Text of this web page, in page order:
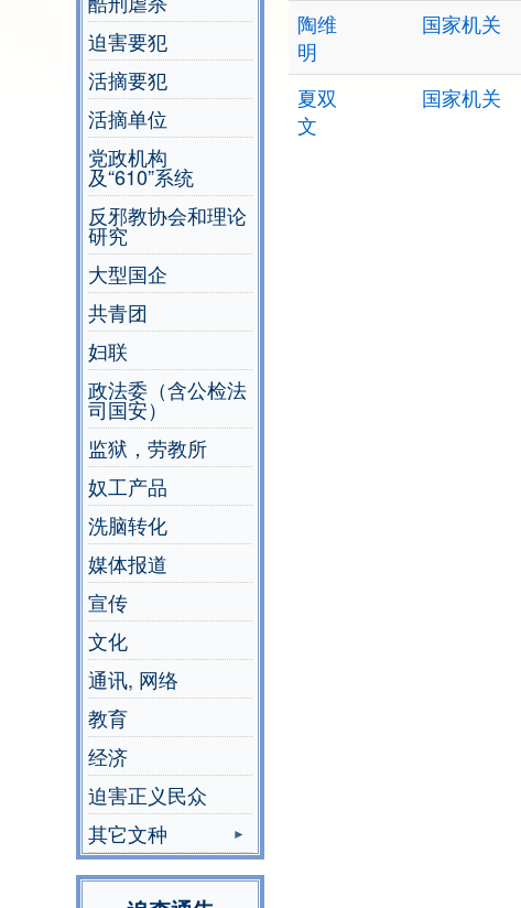
迫害要犯
活摘要犯
活摘单位
党政机构
及“610”系统
反邪教协会和理论
研究
大型国企
共青团
妇联
政法委（含公检法
司国安）
监狱，劳教所
奴工产品
洗脑转化
媒体报道
宣传
文化
通讯, 网络
教育
经济
迫害正义民众
其它文种
陶维
明
国家机关
夏双
文
国家机关